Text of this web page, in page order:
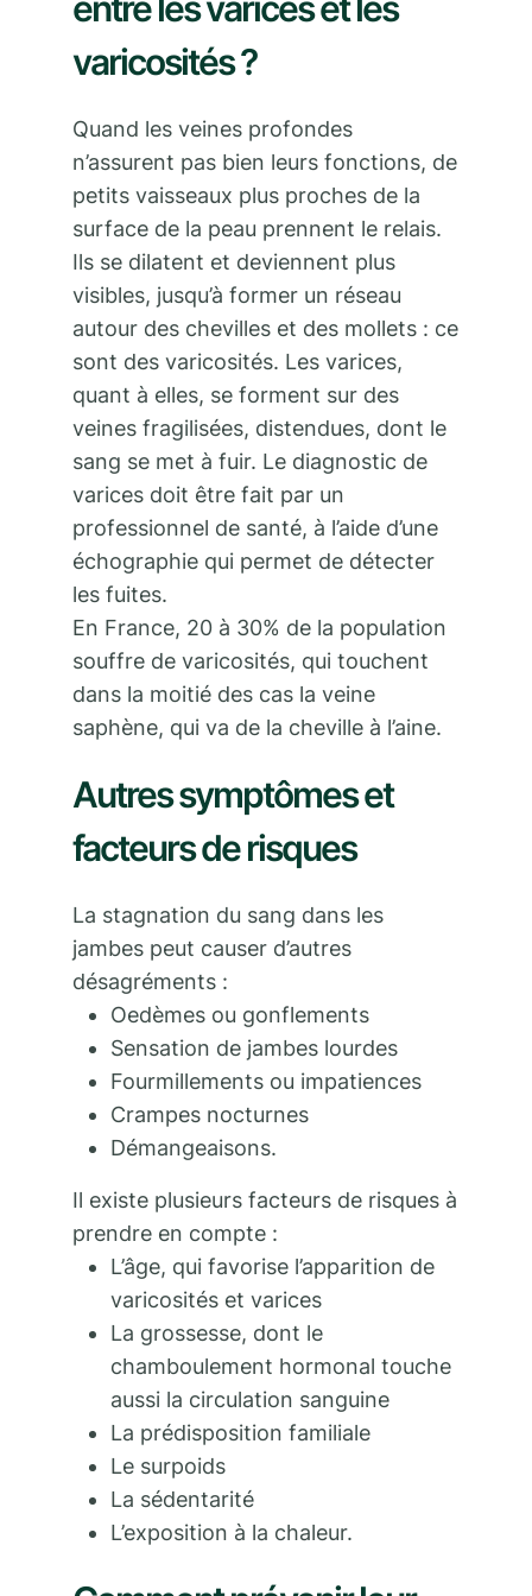
entre les varices et les
varicosités ?
Quand les veines profondes
n’assurent pas bien leurs fonctions, de
petits vaisseaux plus proches de la
surface de la peau prennent le relais.
Ils se dilatent et deviennent plus
visibles, jusqu’à former un réseau
autour des chevilles et des mollets : ce
sont des varicosités. Les varices,
quant à elles, se forment sur des
veines fragilisées, distendues, dont le
sang se met à fuir. Le diagnostic de
varices doit être fait par un
professionnel de santé, à l’aide d’une
échographie qui permet de détecter
les fuites.
En France, 20 à 30% de la population
souffre de varicosités, qui touchent
dans la moitié des cas la veine
saphène, qui va de la cheville à l’aine.
Autres symptômes et
facteurs de risques
La stagnation du sang dans les
jambes peut causer d’autres
désagréments :
Oedèmes ou gonflements
Sensation de jambes lourdes
Fourmillements ou impatiences
Crampes nocturnes
Démangeaisons.
Il existe plusieurs facteurs de risques à
prendre en compte :
L’âge, qui favorise l’apparition de
varicosités et varices
La grossesse, dont le
chamboulement hormonal touche
aussi la circulation sanguine
La prédisposition familiale
Le surpoids
La sédentarité
L’exposition à la chaleur.